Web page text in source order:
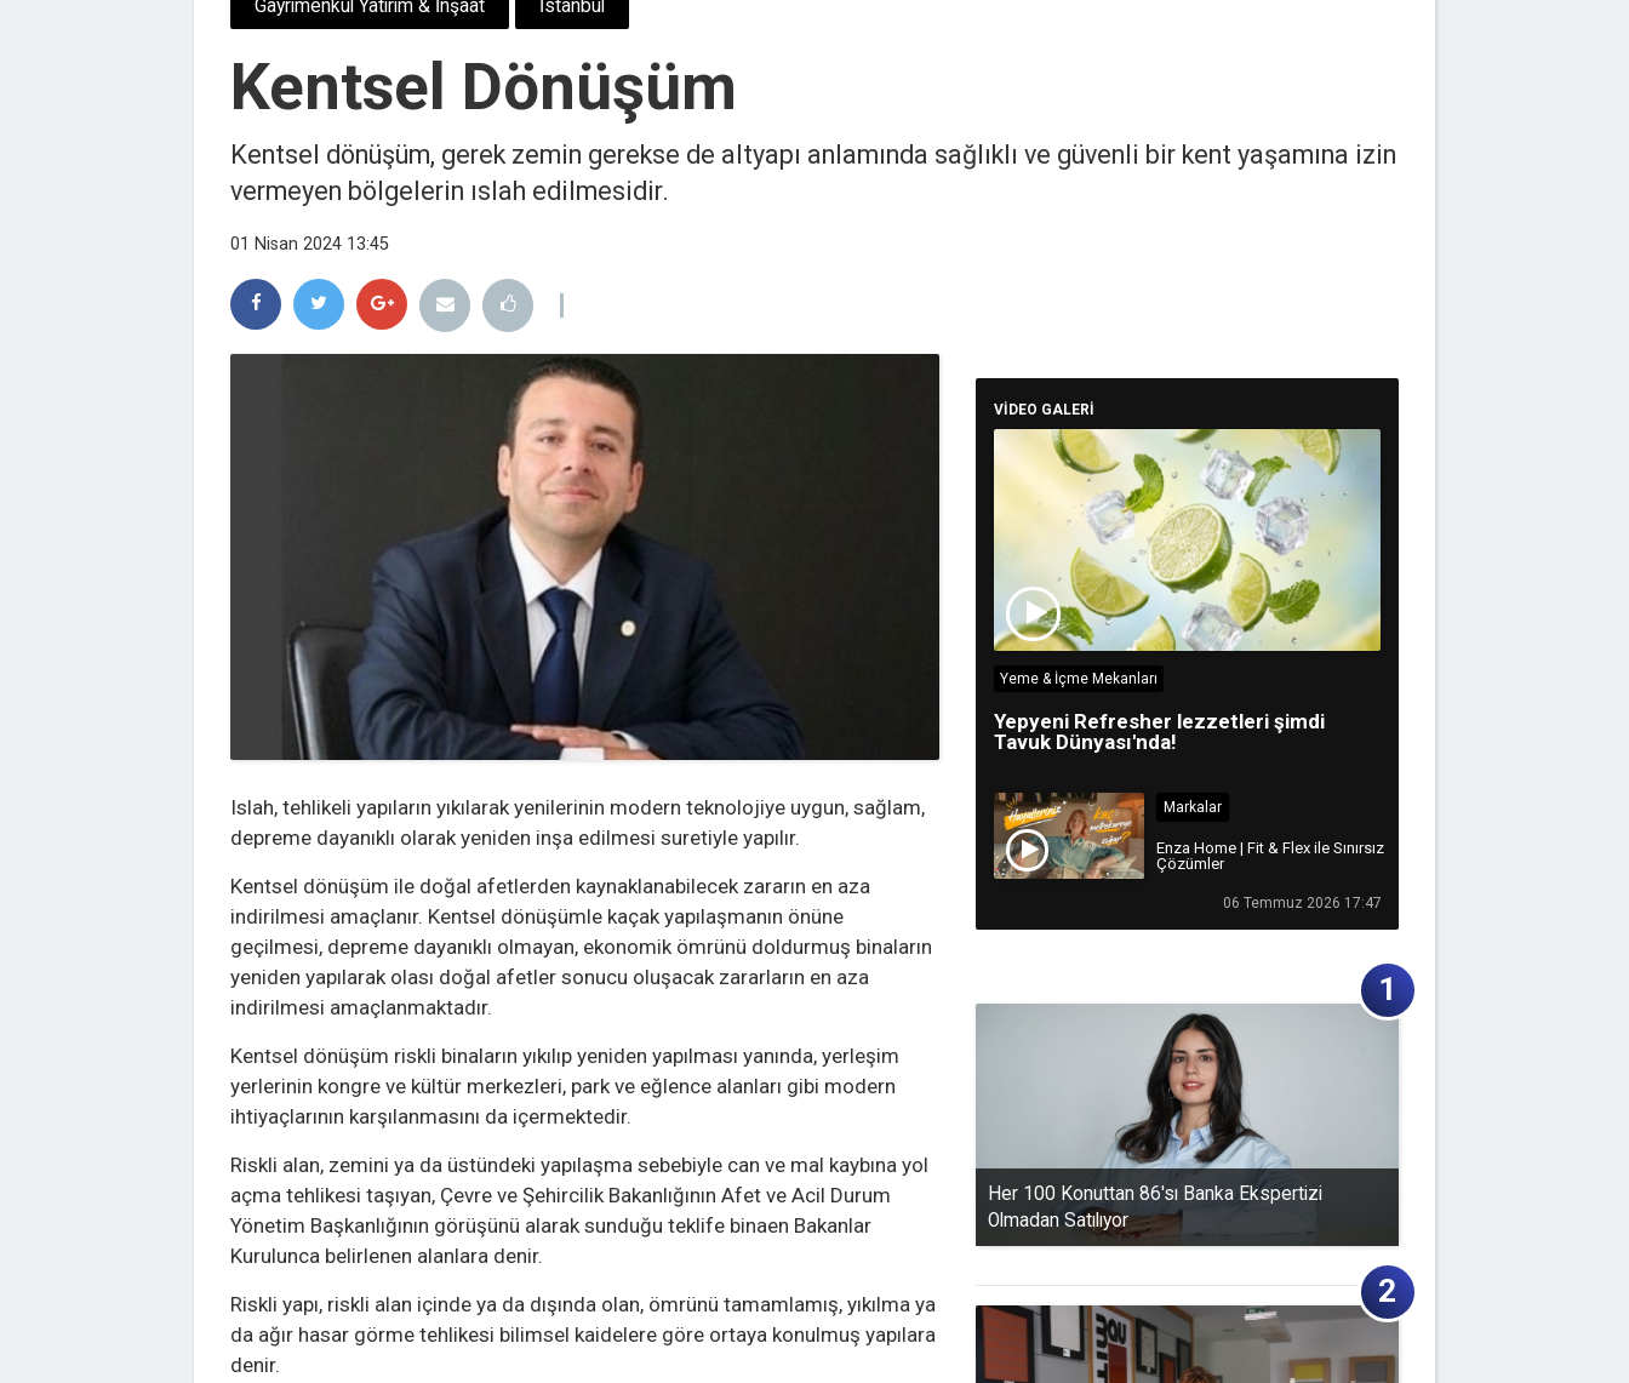
Gayrimenkul Yatırım & İnşaat İstanbul
Kentsel Dönüşüm
Kentsel dönüşüm, gerek zemin gerekse de altyapı anlamında sağlıklı ve güvenli bir kent yaşamına izin
vermeyen bölgelerin ıslah edilmesidir.
01 Nisan 2024 13:45
Islah, tehlikeli yapıların yıkılarak yenilerinin modern teknolojiye uygun, sağlam,
depreme dayanıklı olarak yeniden inşa edilmesi suretiyle yapılır.
Kentsel dönüşüm ile doğal afetlerden kaynaklanabilecek zararın en aza
indirilmesi amaçlanır. Kentsel dönüşümle kaçak yapılaşmanın önüne
geçilmesi, depreme dayanıklı olmayan, ekonomik ömrünü doldurmuş binaların
yeniden yapılarak olası doğal afetler sonucu oluşacak zararların en aza
indirilmesi amaçlanmaktadır.
Kentsel dönüşüm riskli binaların yıkılıp yeniden yapılması yanında, yerleşim
yerlerinin kongre ve kültür merkezleri, park ve eğlence alanları gibi modern
ihtiyaçlarının karşılanmasını da içermektedir.
Riskli alan, zemini ya da üstündeki yapılaşma sebebiyle can ve mal kaybına yol
açma tehlikesi taşıyan, Çevre ve Şehircilik Bakanlığının Afet ve Acil Durum
Yönetim Başkanlığının görüşünü alarak sunduğu teklife binaen Bakanlar
Kurulunca belirlenen alanlara denir.
Riskli yapı, riskli alan içinde ya da dışında olan, ömrünü tamamlamış, yıkılma ya
da ağır hasar görme tehlikesi bilimsel kaidelere göre ortaya konulmuş yapılara
denir.
VİDEO GALERİ
Yeme & İçme Mekanları
Yepyeni Refresher lezzetleri şimdi
Tavuk Dünyası'nda!
Markalar
Enza Home | Fit & Flex ile Sınırsız
Çözümler
06 Temmuz 2026 17:47
Her 100 Konuttan 86'sı Banka Ekspertizi
Olmadan Satılıyor